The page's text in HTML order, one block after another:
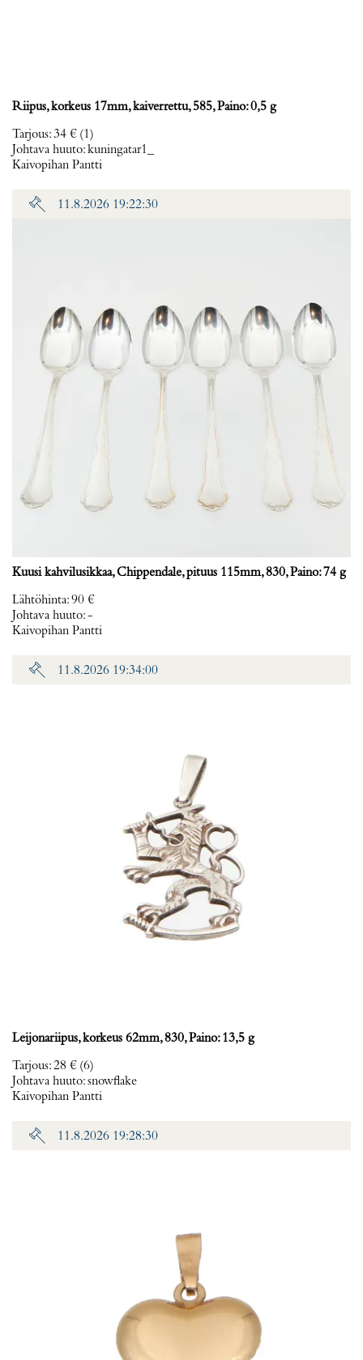
Riipus, korkeus 17mm, kaiverrettu, 585, Paino: 0,5 g
Tarjous:34 € (1)
Johtava huuto:kuningatar1_
Kaivopihan Pantti
11.8.2026 19:22:30
Kuusi kahvilusikkaa, Chippendale, pituus 115mm, 830, Paino: 74 g
Lähtöhinta:90 €
Johtava huuto:-
Kaivopihan Pantti
11.8.2026 19:34:00
Leijonariipus, korkeus 62mm, 830, Paino: 13,5 g
Tarjous:28 € (6)
Johtava huuto:snowflake
Kaivopihan Pantti
11.8.2026 19:28:30